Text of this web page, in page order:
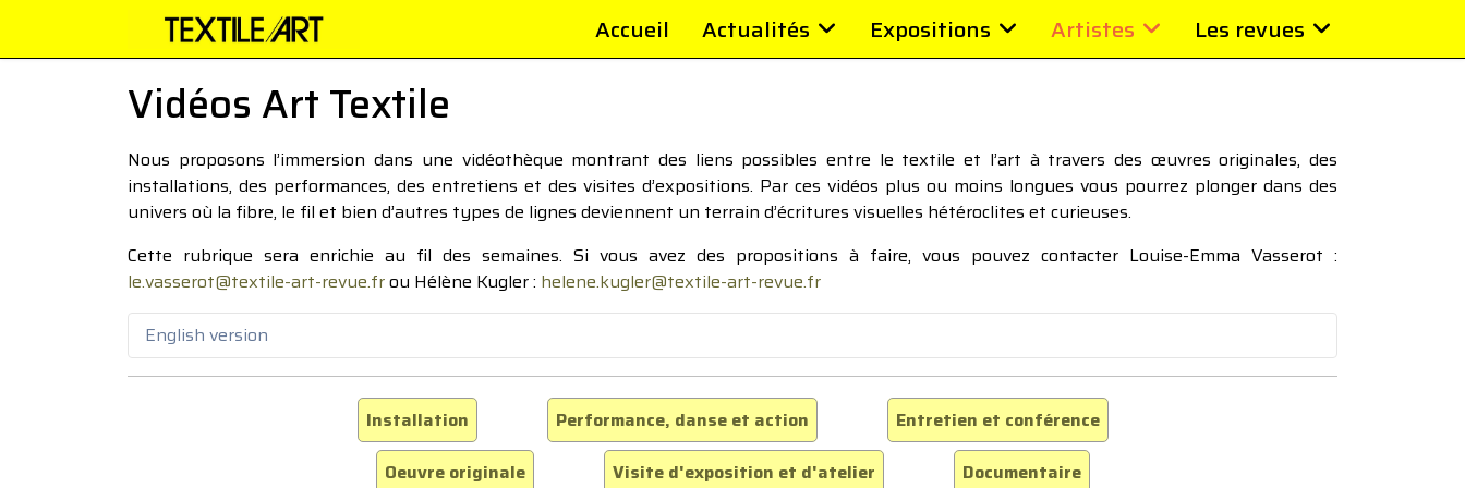
Accueil Actualités Expositions Artistes Les revues
Vidéos Art Textile
Nous proposons l’immersion dans une vidéothèque montrant des liens possibles entre le textile et l’art à travers des œuvres originales, des
installations, des performances, des entretiens et des visites d’expositions. Par ces vidéos plus ou moins longues vous pourrez plonger dans des
univers où la fibre, le fil et bien d’autres types de lignes deviennent un terrain d’écritures visuelles hétéroclites et curieuses.
Cette rubrique sera enrichie au fil des semaines. Si vous avez des propositions à faire, vous pouvez contacter Louise-Emma Vasserot :
le.vasserot@textile-art-revue.frou Hélène Kugler : helene.kugler@textile-art-revue.fr
English version
Installation Performance, danse et action
Entretien et conférence
Oeuvre originale
Visite d'exposition et d'atelier Documentaire